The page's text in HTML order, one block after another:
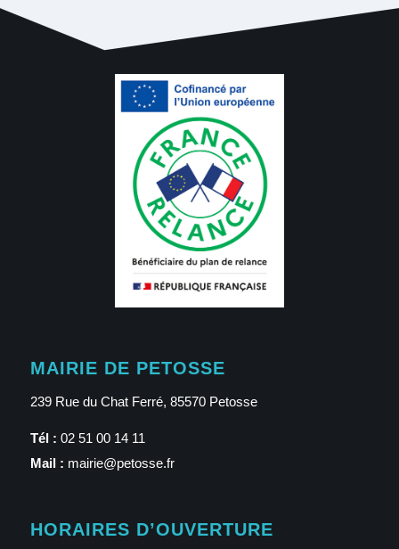
MAIRIE DE PETOSSE
239 Rue du Chat Ferré, 85570 Petosse
Tél : 02 51 00 14 11
Mail : mairie@petosse.fr
HORAIRES D’OUVERTURE